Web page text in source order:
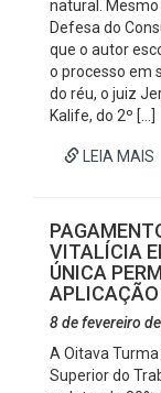
natural. Mesmo
Defesa do
que o autor
o processo em
do réu, o juiz
Kalife, do 2º […]
LEIA MAIS
VITALÍCIA
ÚNICA
APLICAÇÃO
8 de fevereiro
A Oitava Turma
Superior do